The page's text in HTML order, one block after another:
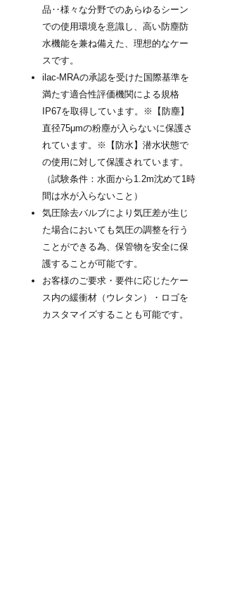
品‥様々な分野でのあらゆるシーン
での使用環境を意識し、高い防塵防
水機能を兼ね備えた、理想的なケー
スです。
ilac-MRAの承認を受けた国際基準を
満たす適合性評価機関による規格
IP67を取得しています。※【防塵】
直径75μmの粉塵が入らないに保護さ
れています。※【防水】潜水状態で
の使用に対して保護されています。
（試験条件：水面から1.2m沈めて1時
間は水が入らないこと）
気圧除去バルブにより気圧差が生じ
た場合においても気圧の調整を行う
ことができる為、保管物を安全に保
護することが可能です。
お客様のご要求・要件に応じたケー
ス内の緩衝材（ウレタン）・ロゴを
カスタマイズすることも可能です。